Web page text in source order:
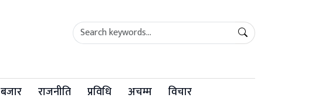
बजार राजनीति प्रविधि अचम्म विचार